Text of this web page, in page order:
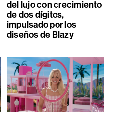
del lujo con crecimiento
de dos dígitos,
impulsado por los
diseños de Blazy